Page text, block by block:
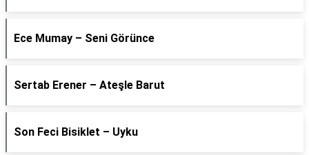
Ece Mumay – Seni Görünce
Sertab Erener – Ateşle Barut
Son Feci Bisiklet – Uyku